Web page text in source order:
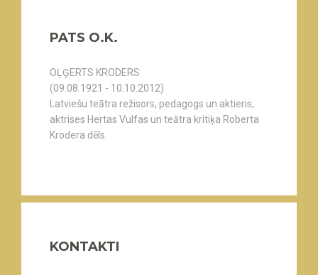
PATS O.K.
OĻĢERTS KRODERS
(09.08.1921 - 10.10.2012)
Latviešu teātra režisors, pedagogs un aktieris,
aktrises Hertas Vulfas un teātra kritiķa Roberta
Krodera dēls.
KONTAKTI